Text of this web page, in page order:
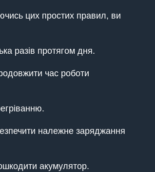
цих простих правил, ви
разів протягом дня.
час роботи
належне заряджання
акумулятор.